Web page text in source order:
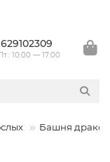
10:00 — 17:00
Башня